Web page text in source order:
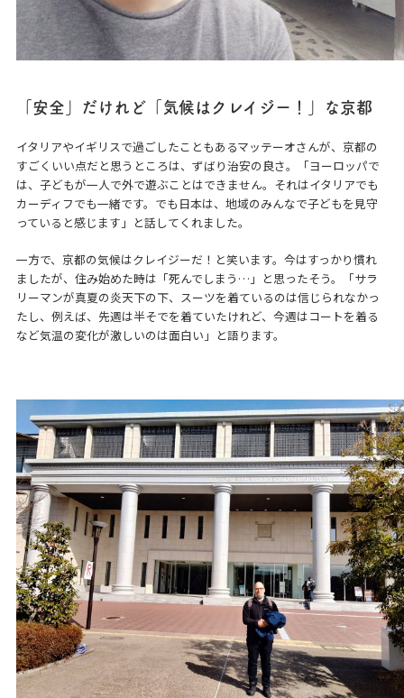
「安全」だけれど「気候はクレイジー！」な京都
イタリアやイギリスで過ごしたこともあるマッテーオさんが、京都の
すごくいい点だと思うところは、ずばり治安の良さ。「ヨーロッパで
は、子どもが一人で外で遊ぶことはできません。それはイタリアでも
カーディフでも一緒です。でも日本は、地域のみんなで子どもを見守
っていると感じます」と話してくれました。
一方で、京都の気候はクレイジーだ！と笑います。今はすっかり慣れ
ましたが、住み始めた時は「死んでしまう…」と思ったそう。「サラ
リーマンが真夏の炎天下の下、スーツを着ているのは信じられなかっ
たし、例えば、先週は半そでを着ていたけれど、今週はコートを着る
など気温の変化が激しいのは面白い」と語ります。